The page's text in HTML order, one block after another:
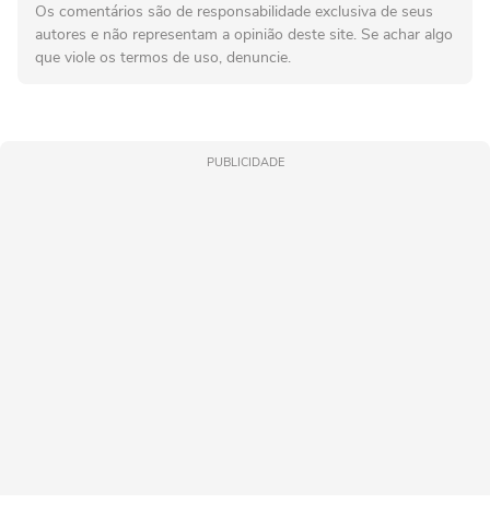
Os comentários são de responsabilidade exclusiva de seus
autores e não representam a opinião deste site. Se achar algo
que viole os termos de uso, denuncie.
PUBLICIDADE